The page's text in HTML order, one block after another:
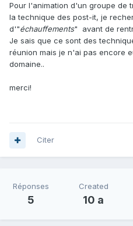
Pour l'animation d'un groupe de
la technique des post-it, je
d'"échauffements" avant de
Je sais que ce sont des
réunion mais je n'ai pas encore
domaine..
merci!
Citer
Réponses
5
Created
10 a